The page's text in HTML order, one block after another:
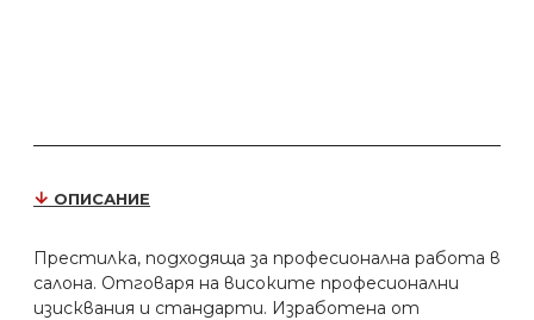
ОПИСАНИЕ
Престилка, подходяща за професионална работа в
салона. Отговаря на високите професионални
изисквания и стандарти. Изработена от